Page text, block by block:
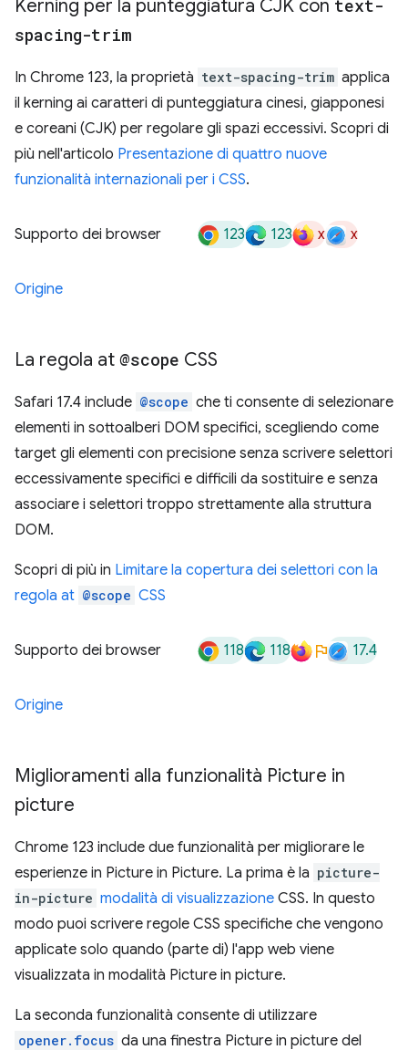
Kerning per la punteggiatura CJK con text-
spacing-trim
In Chrome 123, la proprietà text-spacing-trim applica
il kerning ai caratteri di punteggiatura cinesi, giapponesi
e coreani (CJK) per regolare gli spazi eccessivi. Scopri di
più nell'articolo Presentazione di quattro nuove
funzionalità internazionali per i CSS.
Supporto dei browser 123 123 x x
Origine
La regola at @scope CSS
Safari 17.4 include @scope che ti consente di selezionare
elementi in sottoalberi DOM specifici, scegliendo come
target gli elementi con precisione senza scrivere selettori
eccessivamente specifici e difficili da sostituire e senza
associare i selettori troppo strettamente alla struttura
DOM.
Scopri di più in Limitare la copertura dei selettori con la
regola at @scope CSS
Supporto dei browser 118 118 17.4
Origine
Miglioramenti alla funzionalità Picture in
picture
Chrome 123 include due funzionalità per migliorare le
esperienze in Picture in Picture. La prima è la picture-
in-picture modalità di visualizzazione CSS. In questo
modo puoi scrivere regole CSS specifiche che vengono
applicate solo quando (parte di) l'app web viene
visualizzata in modalità Picture in picture.
La seconda funzionalità consente di utilizzare
opener.focus da una finestra Picture in picture del